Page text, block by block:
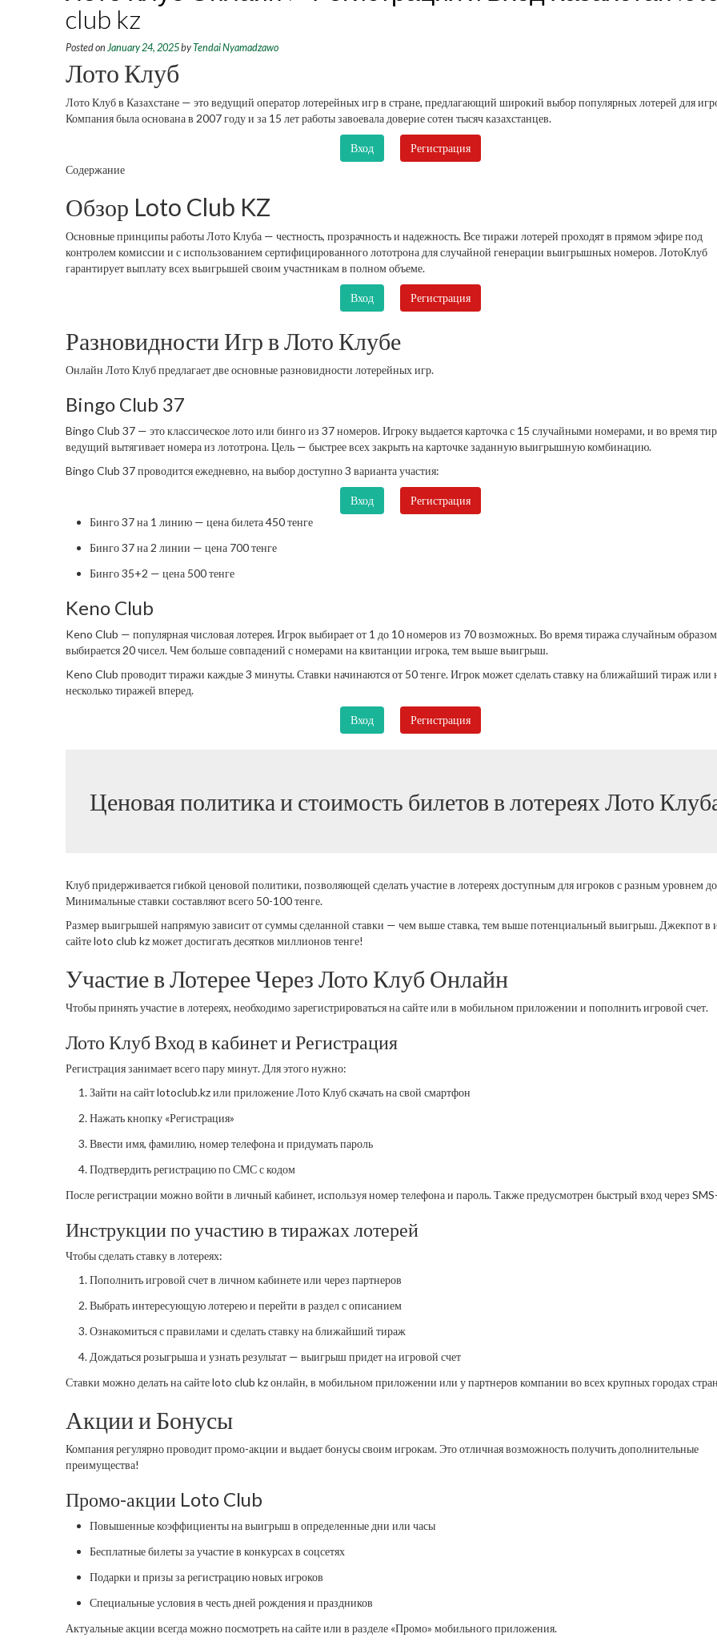
club kz
Posted on January 24, 2025byTendai Nyamadzawo
Лото Клуб
Лото Клуб в Казахстане — это ведущий оператор лотерейных игр в стране, предлагающий широкий выбор популярных лотерей для
Компания была основана в 2007 году и за 15 лет работы завоевала доверие сотен тысяч казахстанцев.
Вход
Регистрация
Содержание
Обзор Loto Club KZ
Основные принципы работы Лото Клуба — честность, прозрачность и надежность. Все тиражи лотерей проходят в прямом эфире под
контролем комиссии и с использованием сертифицированного лототрона для случайной генерации выигрышных номеров. ЛотоКлуб
гарантирует выплату всех выигрышей своим участникам в полном объеме.
Вход Регистрация
Разновидности Игр в Лото Клубе
Онлайн Лото Клуб предлагает две основные разновидности лотерейных игр.
Bingo Club 37
Bingo Club 37 — это классическое лото или бинго из 37 номеров. Игроку выдается карточка с 15 случайными номерами, и во время
ведущий вытягивает номера из лототрона. Цель — быстрее всех закрыть на карточке заданную выигрышную комбинацию.
Bingo Club 37 проводится ежедневно, на выбор доступно 3 варианта участия:
Вход
Регистрация
Бинго 37 на 1 линию — цена билета 450 тенге
Бинго 37 на 2 линии — цена 700 тенге
Бинго 35+2 — цена 500 тенге
Keno Club
Keno Club — популярная числовая лотерея. Игрок выбирает от 1 до 10 номеров из 70 возможных. Во время тиража случайным образом
выбирается 20 чисел. Чем больше совпадений с номерами на квитанции игрока, тем выше выигрыш.
Keno Club проводит тиражи каждые 3 минуты. Ставки начинаются от 50 тенге. Игрок может сделать ставку на ближайший тираж или
несколько тиражей вперед.
Вход Регистрация
Ценовая политика и стоимость билетов в лотереях Лото
Клуб придерживается гибкой ценовой политики, позволяющей сделать участие в лотереях доступным для игроков с разным уровнем
Минимальные ставки составляют всего 50-100 тенге.
Размер выигрышей напрямую зависит от суммы сделанной ставки — чем выше ставка, тем выше потенциальный выигрыш. Джекпот в
сайте loto club kz может достигать десятков миллионов тенге!
Участие в Лотерее Через Лото Клуб Онлайн
Чтобы принять участие в лотереях, необходимо зарегистрироваться на сайте или в мобильном приложении и пополнить игровой счет.
Лото Клуб Вход в кабинет и Регистрация
Регистрация занимает всего пару минут. Для этого нужно:
Зайти на сайт lotoclub.kz или приложение Лото Клуб скачать на свой смартфон
Нажать кнопку «Регистрация»
Ввести имя, фамилию, номер телефона и придумать пароль
Подтвердить регистрацию по СМС с кодом
После регистрации можно войти в личный кабинет, используя номер телефона и пароль. Также предусмотрен быстрый вход через
Инструкции по участию в тиражах лотерей
Чтобы сделать ставку в лотереях:
Пополнить игровой счет в личном кабинете или через партнеров
Выбрать интересующую лотерею и перейти в раздел с описанием
Ознакомиться с правилами и сделать ставку на ближайший тираж
Дождаться розыгрыша и узнать результат — выигрыш придет на игровой счет
Ставки можно делать на сайте loto club kz онлайн, в мобильном приложении или у партнеров компании во всех крупных городах
Акции и Бонусы
Компания регулярно проводит промо-акции и выдает бонусы своим игрокам. Это отличная возможность получить дополнительные
преимущества!
Промо-акции Loto Club
Повышенные коэффициенты на выигрыш в определенные дни или часы
Бесплатные билеты за участие в конкурсах в соцсетях
Подарки и призы за регистрацию новых игроков
Специальные условия в честь дней рождения и праздников
Актуальные акции всегда можно посмотреть на сайте или в разделе «Промо» мобильного приложения.